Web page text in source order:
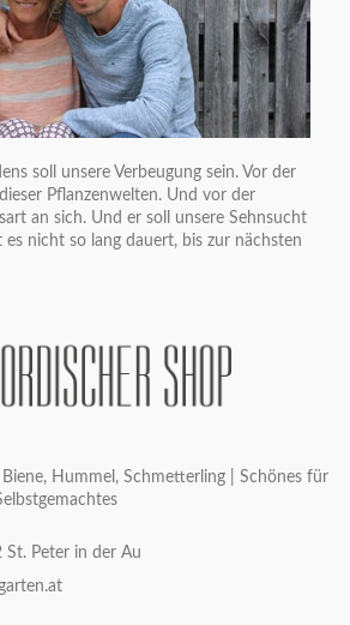
soll unsere Verbeugung sein. Vor der
Pflanzenwelten. Und vor der
an sich. Und er soll unsere Sehnsucht
nicht so lang dauert, bis zur nächsten
Hummel, Schmetterling | Schönes für
St. Peter in der Au